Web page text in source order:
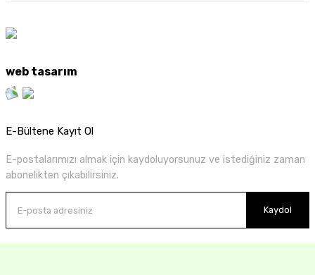
web tasarım
E-Bültene Kayıt Ol
E-postalarımızı almak için kaydoluyorsunuz ve istediğiniz zaman
abonelikten çıkabilirsiniz.
Kaydol